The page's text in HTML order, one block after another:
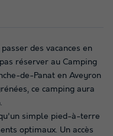
des vacances en
réserver au Camping
de-Panat en Aveyron
ce camping aura
simple pied-à-terre
optimaux. Un accès